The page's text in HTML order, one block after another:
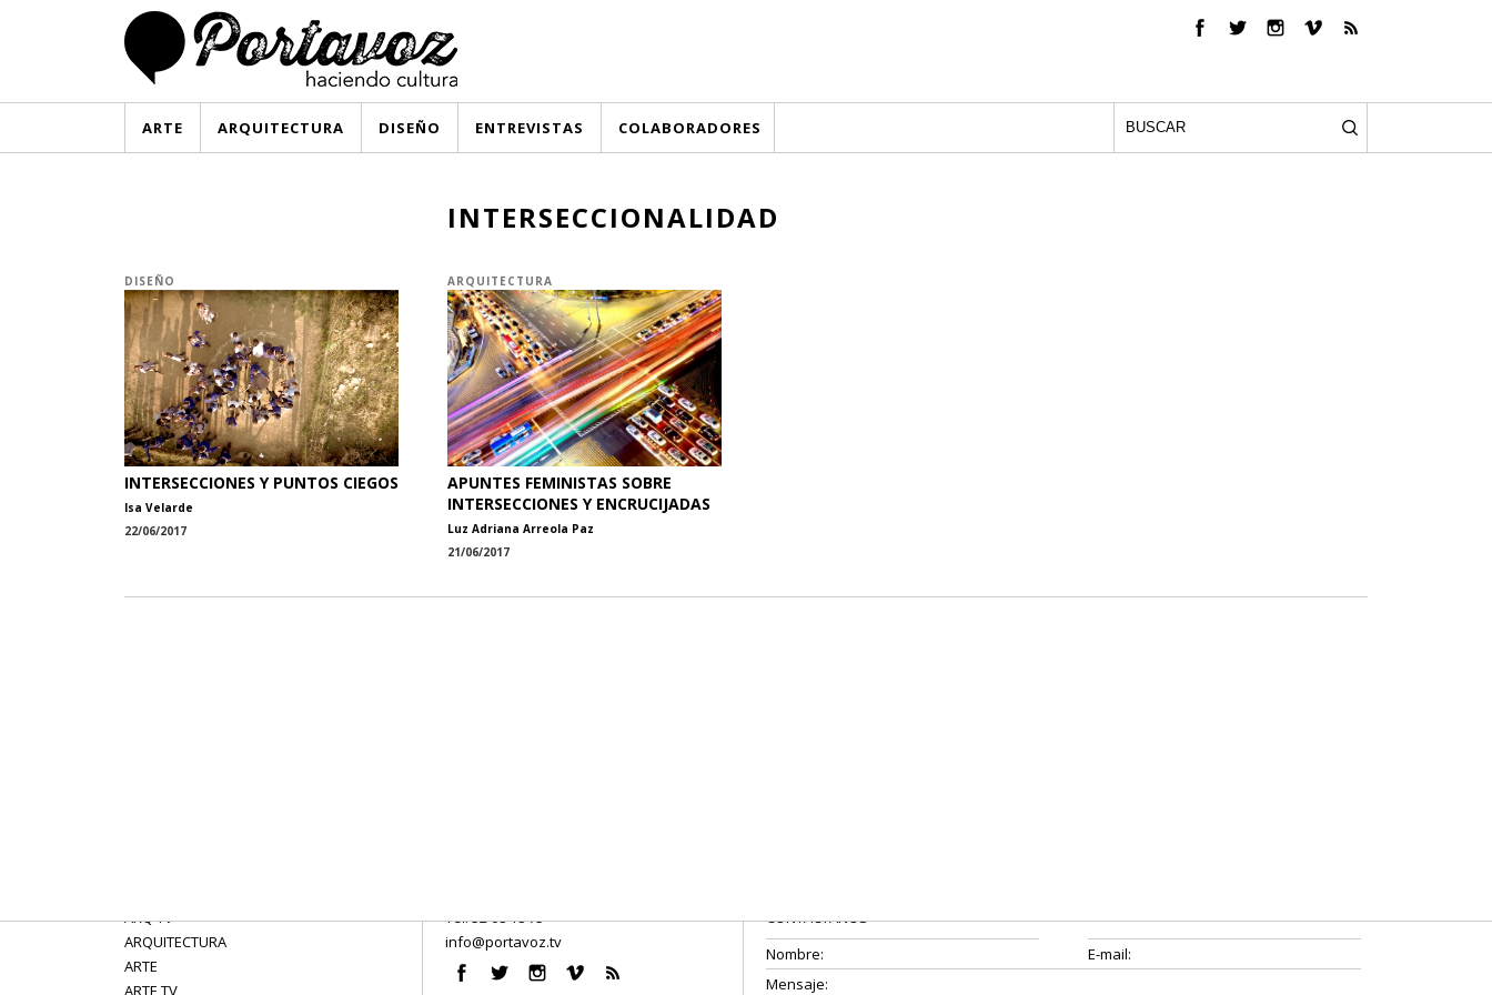
ARTE ARQUITECTURA DISEÑO ENTREVISTAS COLABORADORES
INTERSECCIONALIDAD
DISEÑO
INTERSECCIONES Y PUNTOS CIEGOS
Isa Velarde
22/06/2017
ARQUITECTURA
APUNTES FEMINISTAS SOBRE
INTERSECCIONES Y ENCRUCIJADAS
Luz Adriana Arreola Paz
21/06/2017
ARQ TV
ARQUITECTURA
ARTE
ARTE TV
Tel: 52 08 18 75
info@portavoz.tv
CONTÁCTANOS